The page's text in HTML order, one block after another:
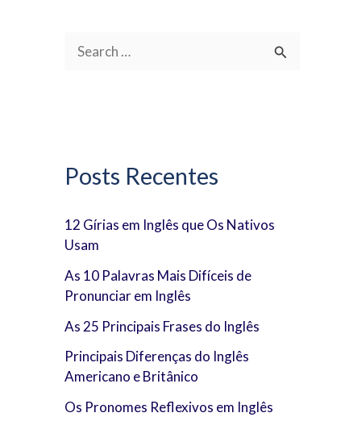
u
s
a
r
p
o
r
:
Posts Recentes
12 Gírias em Inglês que Os Nativos
Usam
As 10 Palavras Mais Difíceis de
Pronunciar em Inglês
As 25 Principais Frases do Inglês
Principais Diferenças do Inglês
Americano e Britânico
Os Pronomes Reflexivos em Inglês